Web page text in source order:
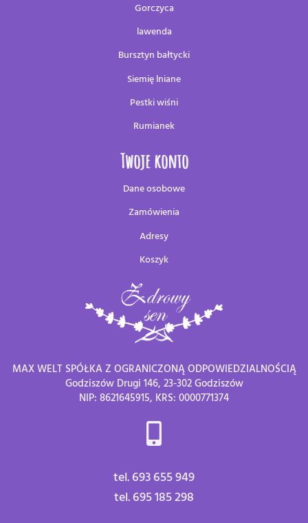
Gorczyca
lawenda
Bursztyn bałtycki
Siemię lniane
Pestki wiśni
Rumianek
Twoje konto
Dane osobowe
Zamówienia
Adresy
Koszyk
MAX WELT SPÓŁKA Z OGRANICZONĄ ODPOWIEDZIALNOŚCIĄ
Godziszów Drugi 146, 23-302 Godziszów
NIP: 8621645915, KRS: 0000771374
tel. 693 655 949
tel. 695 185 298